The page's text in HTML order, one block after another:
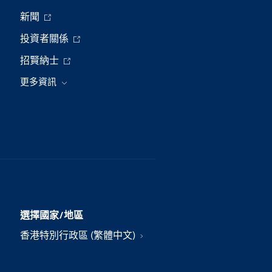
新聞
投資者關係
招賢納士
更多資訊
選擇國家/地區
香港特別行政區 (繁體中文)